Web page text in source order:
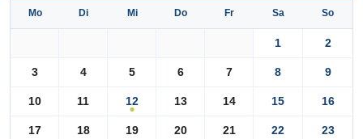
Mo Di Mi Do Fr Sa So
1 2
3 4 5 6 7 8 9
10 11 12 13 14 15 16
17 18 19 20 21 22 23